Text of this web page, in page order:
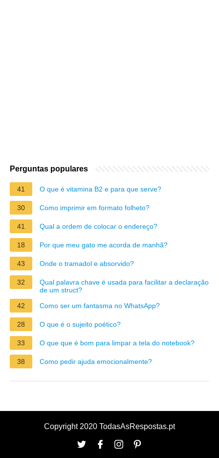
Perguntas populares
41 O que é vitamina B2 e para que serve?
30 Como imprimir em formato folheto?
41 Qual a ordem de colocar o endereço?
18 Por que meu gato me acorda de manhã?
43 Onde o tramadol e absorvido?
32
Qual palavra chave é usada para facilitar a declaração
de um struct?
42
Como ser um fantasma no WhatsApp?
28 O que é o sujeito poético?
33 O que que é bom para limpar a tela do notebook?
38 Como pedir ajuda emocionalmente?
Copyright 2020 TodasAsRespostas.pt